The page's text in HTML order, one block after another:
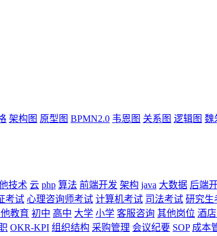
架构图 原型图 BPMN2.0 韦恩图 关系图 逻辑图 魏
技术 云 php 算法 前端开发 架构 java 大数据 后端
考试 心理咨询师考试 计算机考试 司法考试 研究生
教育 初中 高中 大学 小学 客服咨询 其他岗位 酒
OKR-KPI 组织结构 采购管理 会议纪要 SOP 成本